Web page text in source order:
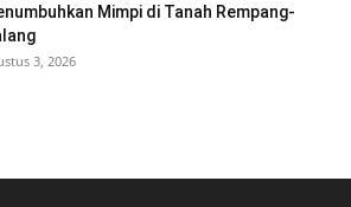
Mimpi di Tanah Rempang-
3, 2026